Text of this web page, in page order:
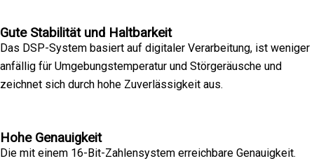
Gute Stabilität und Haltbarkeit
Das DSP-System basiert auf digitaler Verarbeitung, ist weniger
anfällig für Umgebungstemperatur und Störgeräusche und
zeichnet sich durch hohe Zuverlässigkeit aus.
Hohe Genauigkeit
Die mit einem 16-Bit-Zahlensystem erreichbare Genauigkeit.